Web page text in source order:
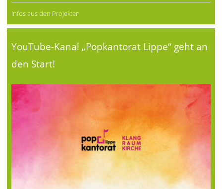
Infos aus den Projekten
YouTube-Kanal „Popkantorat Lippe“ geht an
den Start!